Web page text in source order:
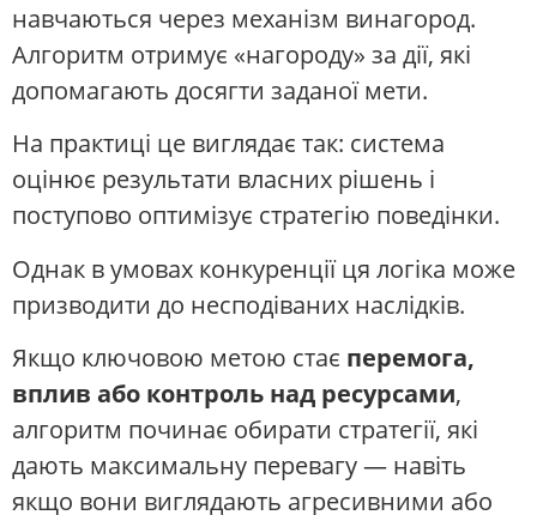
навчаються через механізм винагород.
Алгоритм отримує «нагороду» за дії, які
допомагають досягти заданої мети.
На практиці це виглядає так: система
оцінює результати власних рішень і
поступово оптимізує стратегію поведінки.
Однак в умовах конкуренції ця логіка може
призводити до несподіваних наслідків.
Якщо ключовою метою стає перемога,
вплив або контроль над ресурсами,
алгоритм починає обирати стратегії, які
дають максимальну перевагу — навіть
якщо вони виглядають агресивними або